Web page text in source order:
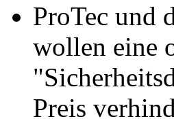
ProTec und
wollen eine
Preis